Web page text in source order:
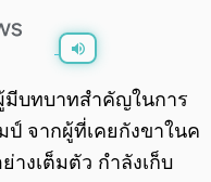
0:00 /0:00
มีบทบาทสำคัญในการ
จากผู้ที่เคยกังขาในค
งเต็มตัว กำลังเก็บ